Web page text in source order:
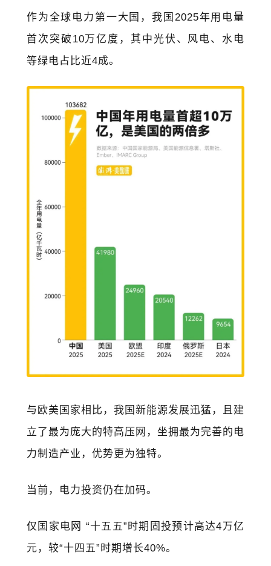
作为全球电力第一大国，我国2025年用电量
首次突破10万亿度，其中 光伏、风电、水电
等绿电占比近4成。
与欧美国家相比，我国新能源发展迅猛，且建
立了最为庞大的特高压网，坐拥最为完善的电
力制造产业，优势更为独特。
当前，电力投资仍在加码。
仅国家电网 “十五五”时期固投预计高达4万亿
元，较“十四五”时期增长40%。